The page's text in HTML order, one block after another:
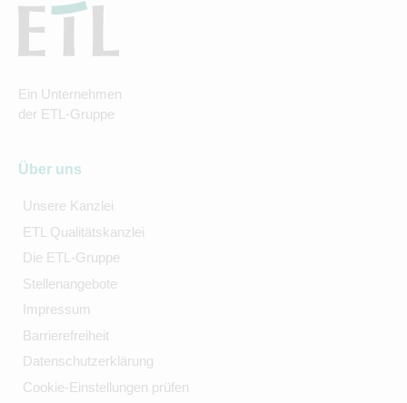
Ein Unternehmen
der ETL-Gruppe
Über uns
Unsere Kanzlei
ETL Qualitätskanzlei
Die ETL-Gruppe
Stellenangebote
Impressum
Barrierefreiheit
Datenschutzerklärung
Cookie-Einstellungen prüfen